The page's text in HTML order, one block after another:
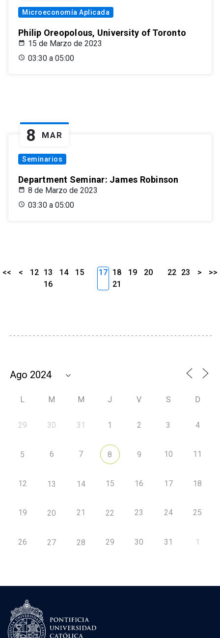
Microeconomía Aplicada
Philip Oreopolous, University of Toronto
15 de Marzo de 2023
03:30 a 05:00
8 MAR
Seminarios
Department Seminar: James Robinson
8 de Marzo de 2023
03:30 a 05:00
<< < 12 13 14
15
16
17 18 19
20
21
22 23 > >>
L M M J V S D
29 30 31 1 2 3 4
5 6 7 8 9 10 11
12 13 14 15 16 17 18
19 20 21 22 23 24 25
26 27 28 29 30 31 1